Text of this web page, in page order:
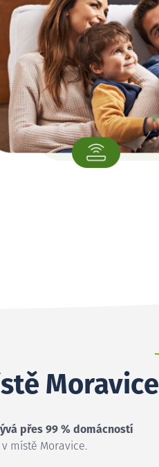
Moravice
přes 99 % domácností
místě Moravice.